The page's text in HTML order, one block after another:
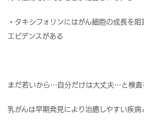
・タキシフォリンにはがん細胞の成長を
エビデンスがある
まだ若いから…自分だけは大丈夫…と検査
乳がんは早期発見により治癒しやすい疾病